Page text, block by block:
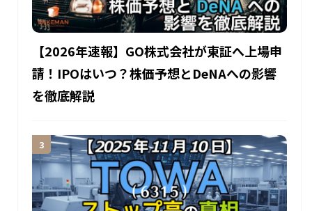
【2026年速報】GO株式会社が東証へ上場申
請！IPOはいつ？株価予想とDeNAへの影響
を徹底解説